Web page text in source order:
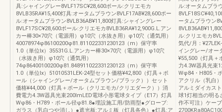
具:シャイングレー8VLF17SC¥28,600ポール:クリエモカ
8VLB35RA¥15,400灯具:オータムブラウン8VLF17AB¥28,600ポー
ル:オータムブラウン8VLB36AB¥11,800灯具:シャイングレー
8VLF17SC¥28,600ポール:クリエモカ8VLB36RA¥12,900G.L.アン
カー棒30×70穴（電源用）φ10穴（水抜き用）φ10穴（通気用）
40078974φ86100200φ81.811022331230123（m）保守率
1.0（単位Ix）35531G.L.アンカー棒30×70穴（電源用）φ10穴
（水抜き用）φ10穴（通気用）
74φ86400100200φ81.848911022331230123（m）保守率
1.0（単位Ix）51010531LEK-24型セット価格¥42,800（灯具＋ポ
ール（シャイングレー/オータムブラウン/ブラック））セット
価格¥44,000（灯具＋ポール（クリエモカ/クリエダーク））消
費電力4.3W器具光束200lmLED電球小形電球タイプ（E17）灯具
Wφ86・H789・ポール径φ81.8●埋設施工用/防雨型●グローブ:
ガラス（乳白つや消し）●遮光板:アルミ板（灯具各色）●灯具:ア
ル:オータムブラ
ータムブラウン
ル:クリエモカ
気代/月：
イングレー/オー
¥55,500（灯具＋
力4.3W器具光束
Wφ84・H805・
アクリル（乳白
アルミダイカス
球1灯相当の明
作不可注）ケー